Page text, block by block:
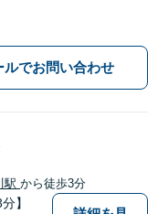
ルでお問い合わせ
駅 から徒歩3分
】